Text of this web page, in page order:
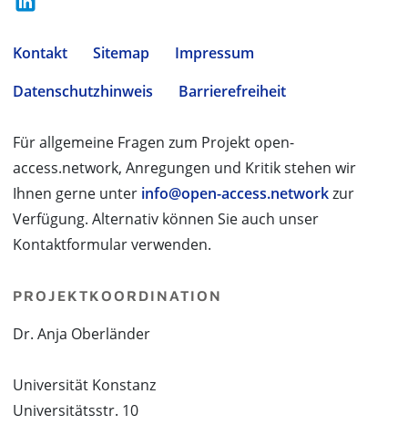
Kontakt Sitemap
Impressum
Datenschutzhinweis
Barrierefreiheit
Für allgemeine Fragen zum Projekt open-
access.network, Anregungen und Kritik stehen wir
Ihnen gerne unter info@open-access.networkzur
Verfügung. Alternativ können Sie auch unser
Kontaktformular verwenden.
PROJEKTKOORDINATION
Dr. Anja Oberländer
Universität Konstanz
Universitätsstr. 10